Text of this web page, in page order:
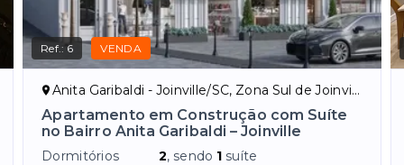
Ref.: 6 VENDA
Anita Garibaldi - Joinville/SC, Zona Sul de Joinville
Apartamento em Construção com Suíte
no Bairro Anita Garibaldi – Joinville
Dormitórios 2, sendo 1 suíte